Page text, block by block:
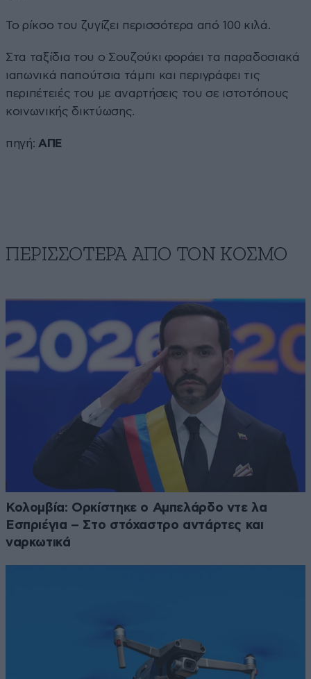
Το ρίκσο του ζυγίζει περισσότερα από 100 κιλά.
Στα ταξίδια του ο Σουζούκι φοράει τα παραδοσιακά
ιαπωνικά παπούτσια τάμπι και περιγράφει τις
περιπέτειές του με αναρτήσεις του σε ιστοτόπους
κοινωνικής δικτύωσης.
πηγή: ΑΠΕ
ΠΕΡΙΣΣΟΤΕΡΑ ΑΠΟ ΤΟΝ ΚΟΣΜΟ
Κολομβία: Ορκίστηκε ο Αμπελάρδο ντε λα
Εσπριέγια – Στο στόχαστρο αντάρτες και
ναρκωτικά